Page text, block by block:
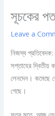
সূচকের
Leave a
নিজস্ব প্রতিবেদক:
সপ্তাহের দ্বিতীয়
লেনদেন। কমেছে
গেছে।